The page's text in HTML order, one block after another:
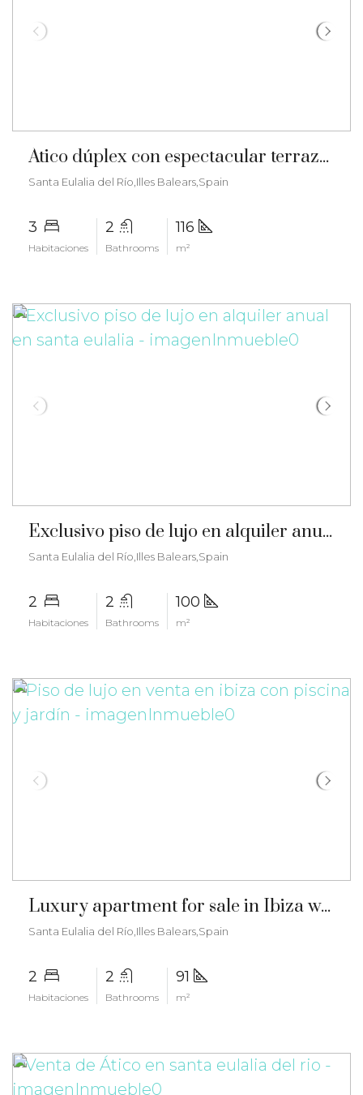
Ático dúplex con espectacular terraza de 100 m² y vistas panorámicas al mar – ma-2573
Santa Eulalia del Río,Illes Balears,Spain
3
Habitaciones
2
Bathrooms
116
m²
Exclusivo piso de lujo en alquiler anual en Santa Eulalia – gz-2572
Santa Eulalia del Río,Illes Balears,Spain
2
Habitaciones
2
Bathrooms
100
m²
Luxury apartment for sale in Ibiza with private pool and garden – gz-2568
Santa Eulalia del Río,Illes Balears,Spain
2
Habitaciones
2
Bathrooms
91
m²